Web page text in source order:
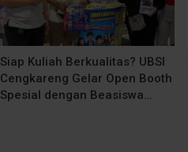
Siap Kuliah Berkualitas? UBSI
Cengkareng Gelar Open Booth
Spesial dengan Beasiswa…